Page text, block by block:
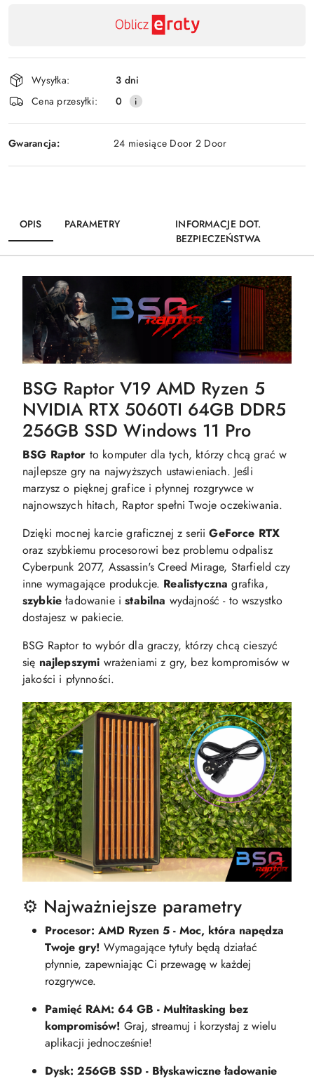
płatność
i
dostawa
Wysyłka:
3 dni
Cena przesyłki:
0
Gwarancja: 24 miesiące Door 2 Door
OPIS PARAMETRY
INFORMACJE DOT.
BEZPIECZEŃSTWA
BSG Raptor V19 AMD Ryzen 5
NVIDIA RTX 5060TI 64GB DDR5
256GB SSD Windows 11 Pro
BSG Raptor to komputer dla tych, którzy chcą grać w
najlepsze gry na najwyższych ustawieniach. Jeśli
marzysz o pięknej grafice i płynnej rozgrywce w
najnowszych hitach, Raptor spełni Twoje oczekiwania.
Dzięki mocnej karcie graficznej z seriiGeForce RTX
oraz szybkiemu procesorowi bez problemu odpalisz
Cyberpunk 2077, Assassin's Creed Mirage, Starfield czy
inne wymagające produkcje. Realistyczna grafika,
szybkie ładowanie istabilna wydajność - to wszystko
dostajesz w pakiecie.
BSG Raptor to wybór dla graczy, którzy chcą cieszyć
się najlepszymi wrażeniami z gry, bez kompromisów w
jakości i płynności.
⚙️ Najważniejsze parametry
Procesor: AMD Ryzen 5 - Moc, która napędza
Twoje gry! Wymagające tytuły będą działać
płynnie, zapewniając Ci przewagę w każdej
rozgrywce.
Pamięć RAM: 64 GB - Multitasking bez
kompromisów! Graj, streamuj i korzystaj z wielu
aplikacji jednocześnie!
Dysk: 256GB SSD - Błyskawiczne ładowanie